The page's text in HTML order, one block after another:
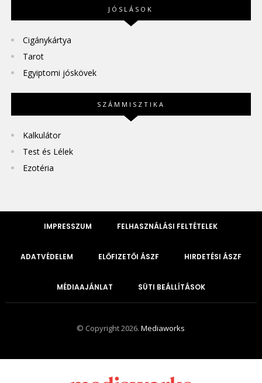
JÓSLÁSOK
Cigánykártya
Tarot
Egyiptomi jóskövek
SZÁMMISZTIKA
Kalkulátor
Test és Lélek
Ezotéria
IMPRESSZUM FELHASZNÁLÁSI FELTÉTELEK
ADATVÉDELEM ELŐFIZETŐI ÁSZF HIRDETÉSI ÁSZF
MÉDIAAJÁNLAT SÜTI BEÁLLÍTÁSOK
© Copyright 2026.Mediaworks